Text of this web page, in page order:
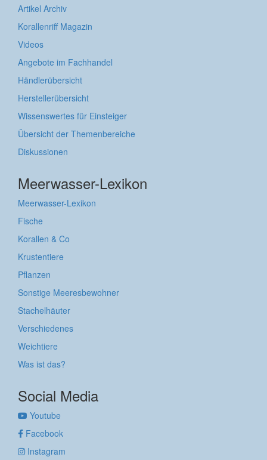
Artikel Archiv
Korallenriff Magazin
Videos
Angebote im Fachhandel
Händlerübersicht
Herstellerübersicht
Wissenswertes für Einsteiger
Übersicht der Themenbereiche
Diskussionen
Meerwasser-Lexikon
Meerwasser-Lexikon
Fische
Korallen & Co
Krustentiere
Pflanzen
Sonstige Meeresbewohner
Stachelhäuter
Verschiedenes
Weichtiere
Was ist das?
Social Media
Youtube
Facebook
Instagram